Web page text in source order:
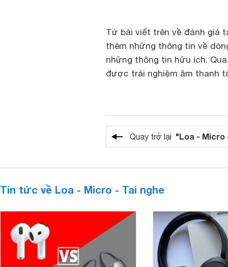
Từ bài viết trên về đánh giá
thêm những thông tin về
những thông tin hữu ích.
được trải nghiệm âm thanh
Quay trở lại "Loa - Micro
Tin tức về Loa - Micro - Tai nghe